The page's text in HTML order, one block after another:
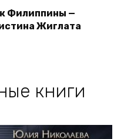
Филиппины —
Жиглата
книги